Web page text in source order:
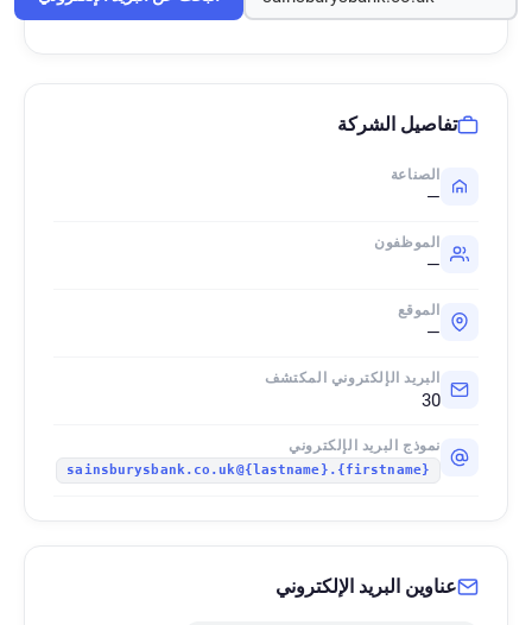
تفاصيل الشركة
الصناعة
—
الموظفون
—
الموقع
—
البريد الإلكتروني المكتشف
30
نموذج البريد الإلكتروني
{firstname}.{lastname}@sainsburysbank.co.uk
عناوين البريد الإلكتروني